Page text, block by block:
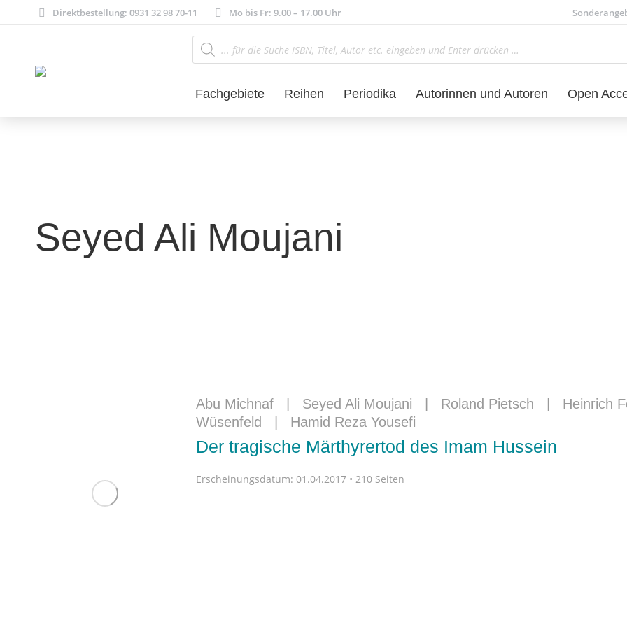
Direktbestellung: 0931 32 98 70-11 Mo bis Fr: 9.00 – 17.00 Uhr
Products
search
Fachgebiete Reihen Periodika Autorinnen und Autoren Open
Seyed Ali Moujani
Abu Michnaf Seyed Ali Moujani Roland Pietsch
Heinrich
Wüsenfeld
Hamid Reza Yousefi
Der tragische Märthyrertod des Imam Hussein
Erscheinungsdatum: 01.04.2017 • 210 Seiten